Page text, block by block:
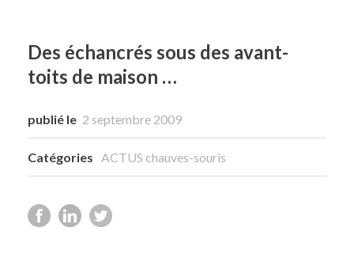
Des échancrés sous des avant-
toits de maison …
publié le 2 septembre 2009
Catégories ACTUS chauves-souris